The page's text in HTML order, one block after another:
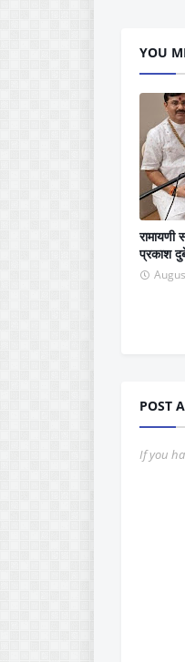
YOU
प्रकाश
POST
If you